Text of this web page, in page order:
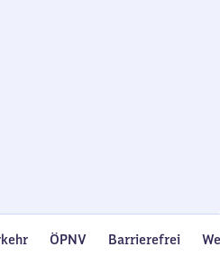
ÖPNV Barrierefrei